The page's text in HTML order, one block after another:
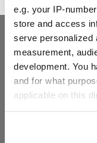
e.g. your IP-
store and access
serve personalized
measurement,
development. You
and for what
applicable on this